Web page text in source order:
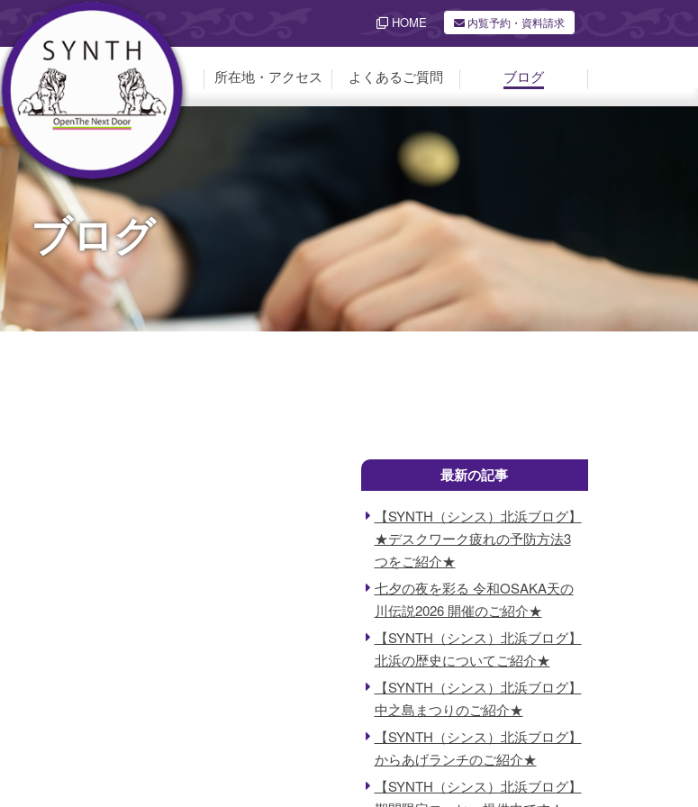
HOME 内覧予約・資料請求
所在地・アクセス よくあるご質問 ブログ
ブログ
最新の記事
【SYNTH（シンス）北浜ブログ】
★デスクワーク疲れの予防方法3
つをご紹介★
七夕の夜を彩る 令和OSAKA天の
川伝説2026 開催のご紹介★
【SYNTH（シンス）北浜ブログ】
北浜の歴史についてご紹介★
【SYNTH（シンス）北浜ブログ】
中之島まつりのご紹介★
【SYNTH（シンス）北浜ブログ】
からあげランチのご紹介★
【SYNTH（シンス）北浜ブログ】